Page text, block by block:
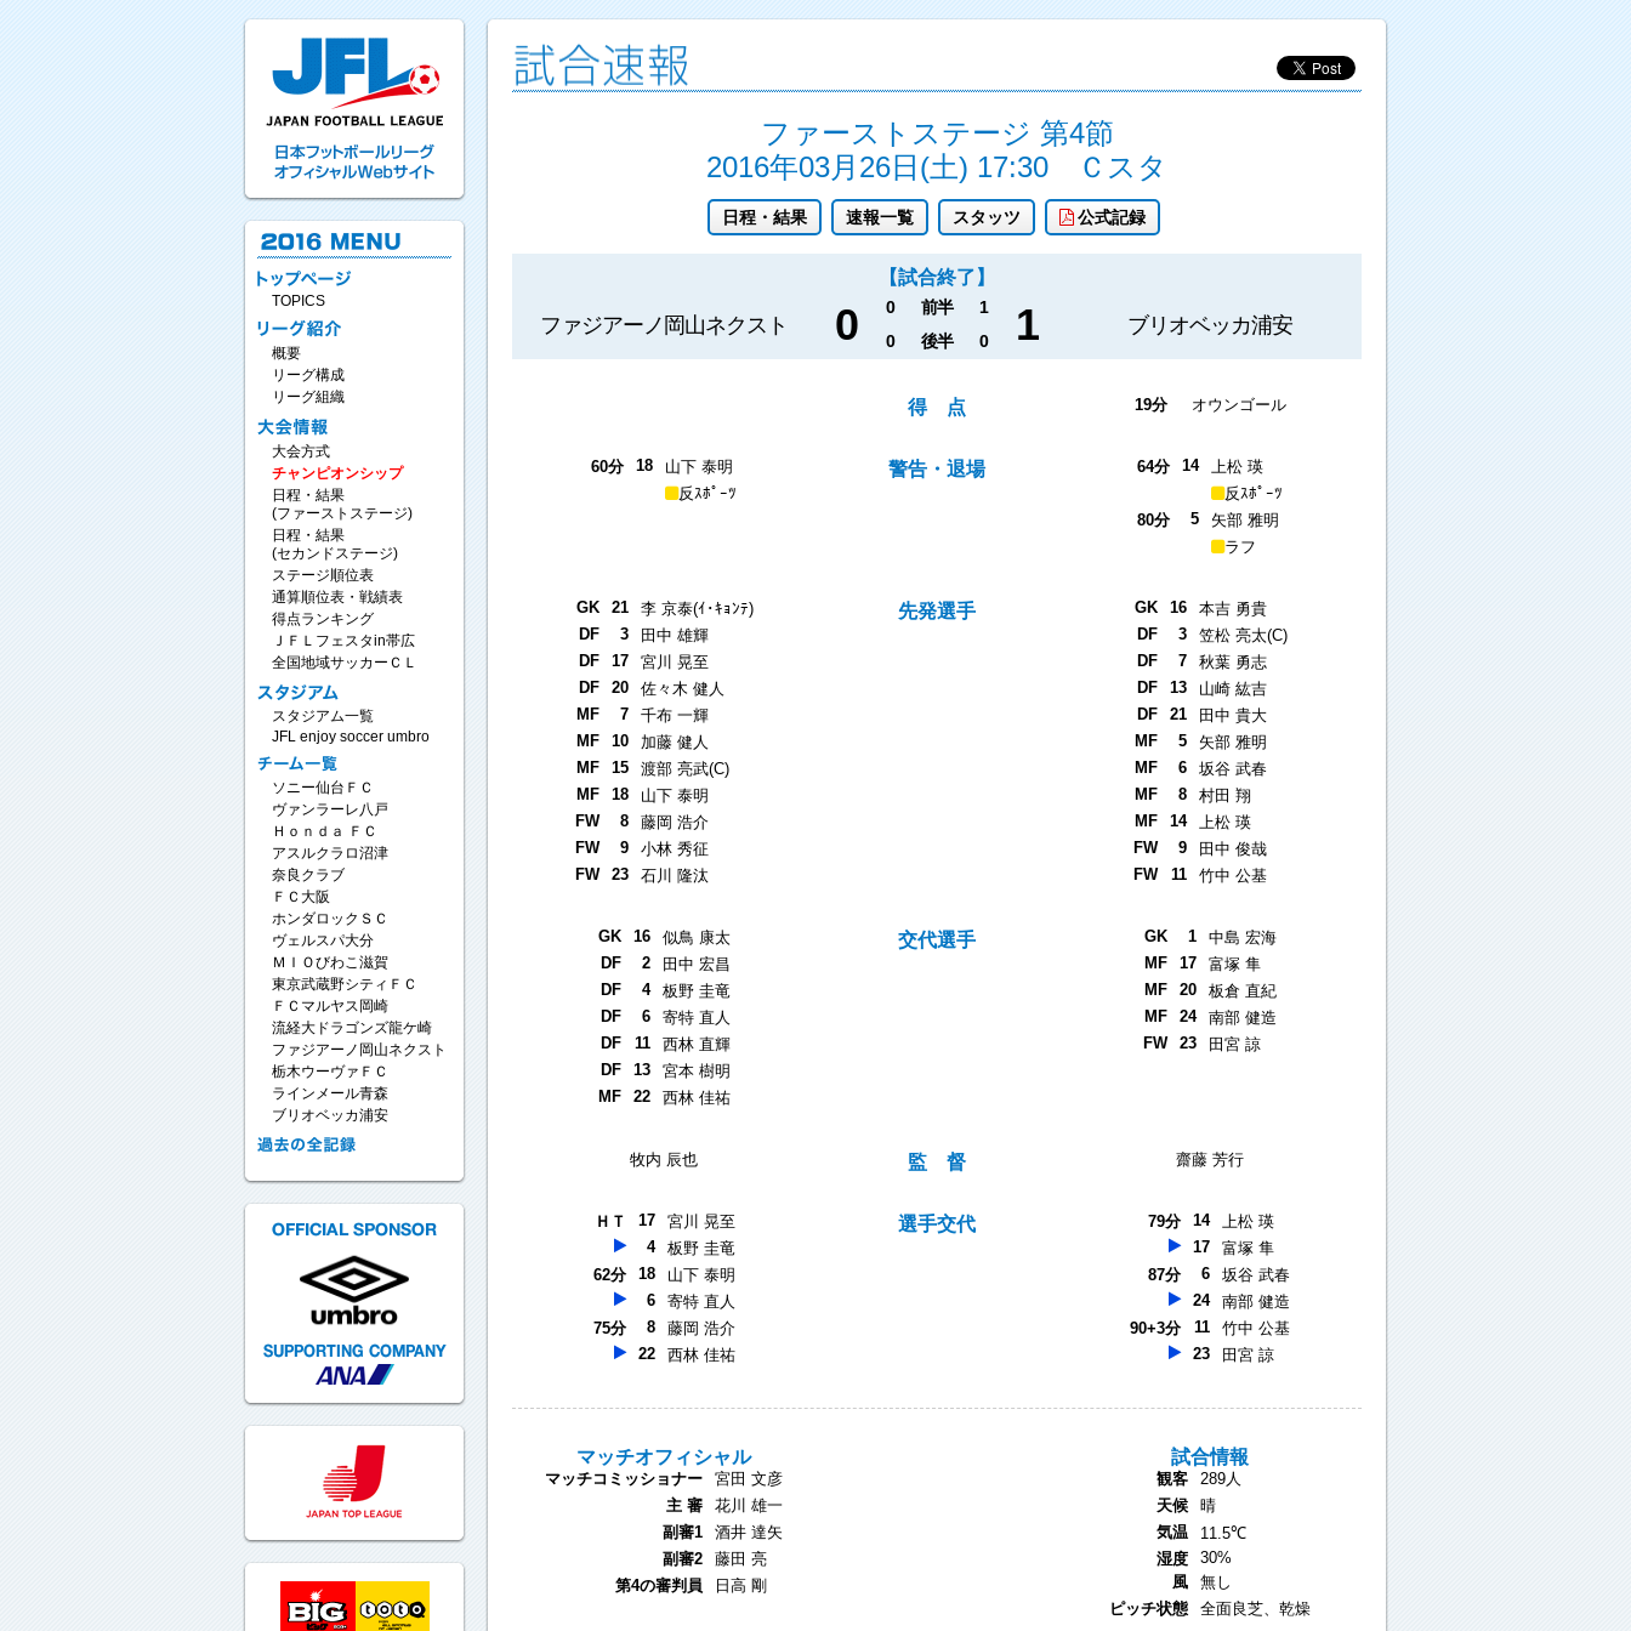
ファーストステージ 第4節
2016年03月26日(土) 17:30
Ｃスタ
日程・結果 速報一覧 スタッツ 公式記録
【試合終了】
ファジアーノ岡山ネクスト 0 0 前半 1 1 ブリオベッカ浦安
0 後半 0
得 点 19分 オウンゴール
警告・退場
60分 18
山下 泰明
反ｽﾎﾟｰﾂ
64分 14
上松 瑛
反ｽﾎﾟｰﾂ
80分
5
矢部 雅明
ラフ
先発選手
GK 21
李 京泰(ｲ･ｷｮﾝﾃ)
DF
3
田中 雄輝
DF
17
宮川 晃至
DF
20
佐々木 健人
MF
7
千布 一輝
MF
10
加藤 健人
MF
15
渡部 亮武(C)
MF
18
山下 泰明
FW
8
藤岡 浩介
FW
9
小林 秀征
FW
23 石川 隆汰
GK 16
本吉 勇貴
DF
3
笠松 亮太(C)
DF
7
秋葉 勇志
DF
13
山崎 紘吉
DF
21
田中 貴大
MF
5
矢部 雅明
MF
6
坂谷 武春
MF
8
村田 翔
MF
14
上松 瑛
FW
9
田中 俊哉
FW
11 竹中 公基
交代選手
GK 16
似鳥 康太
DF
2
田中 宏昌
DF
4
板野 圭竜
DF
6
寄特 直人
DF
11
西林 直輝
DF
13
宮本 樹明
MF
22 西林 佳祐
GK 1
中島 宏海
MF
17
富塚 隼
MF
20
板倉 直紀
MF
24
南部 健造
FW
23 田宮 諒
監 督
牧内 辰也 齋藤 芳行
選手交代
ＨＴ 17
宮川 晃至
4
板野 圭竜
62分
18
山下 泰明
6
寄特 直人
75分
8
藤岡 浩介
22
西林 佳祐
79分 14
上松 瑛
17
富塚 隼
87分
6
坂谷 武春
24
南部 健造
90+3分
11
竹中 公基
23
田宮 諒
マッチオフィシャル
マッチコミッショナー
宮田 文彦
主 審
花川 雄一
副審1
酒井 達矢
副審2
藤田 亮
第4の審判員
日高 剛
試合情報
観客
289人
天候
晴
気温
11.5℃
湿度
30%
風
無し
ピッチ状態
全面良芝、乾燥
TOPICS
概要
リーグ構成
リーグ組織
大会方式
チャンピオンシップ
日程・結果
(ファーストステージ)
日程・結果
(セカンドステージ)
ステージ順位表
通算順位表・戦績表
得点ランキング
ＪＦＬフェスタin帯広
全国地域サッカーＣＬ
スタジアム一覧
JFL enjoy soccer umbro
ソニー仙台ＦＣ
ヴァンラーレ八戸
Ｈｏｎｄａ ＦＣ
アスルクラロ沼津
奈良クラブ
ＦＣ大阪
ホンダロックＳＣ
ヴェルスパ大分
ＭＩＯびわこ滋賀
東京武蔵野シティＦＣ
ＦＣマルヤス岡崎
流経大ドラゴンズ龍ケ崎
ファジアーノ岡山ネクスト
栃木ウーヴァＦＣ
ラインメール青森
ブリオベッカ浦安